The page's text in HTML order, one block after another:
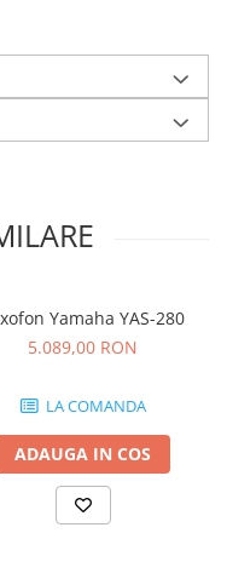
Yamaha YAS-280
5.089,00 RON
LA COMANDA
ADAUGA IN COS